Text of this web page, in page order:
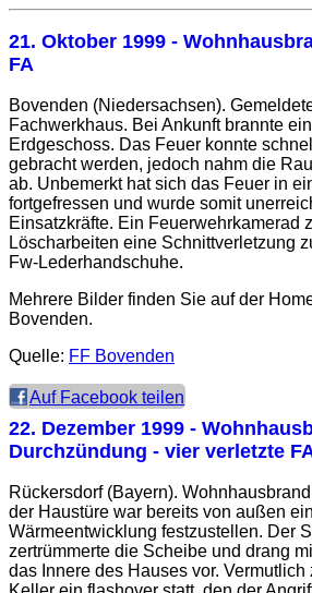
21. Oktober 1999 -
FA
Bovenden (Niedersachsen).
Fachwerkhaus. Bei Ankunft brannte
Erdgeschoss. Das Feuer konnte
gebracht werden, jedoch nahm die
ab. Unbemerkt hat sich das Feuer in
fortgefressen und wurde somit
Einsatzkräfte. Ein Feuerwehrkamerad
Löscharbeiten eine Schnittverletzung
Fw-Lederhandschuhe.
Mehrere Bilder finden Sie auf der
Bovenden.
Quelle: FF Bovenden
Auf Facebook teilen
22. Dezember 1999 -
Durchzündung - vier verletzte
Rückersdorf (Bayern).
der Haustüre war bereits von außen
Wärmeentwicklung festzustellen. Der
zertrümmerte die Scheibe und drang
das Innere des Hauses vor.